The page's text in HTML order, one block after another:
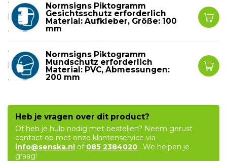
Normsigns Piktogramm
Gesichtsschutz erforderlich
Material: Aufkleber, Größe: 100
mm
Normsigns Piktogramm
Mundschutz erforderlich
Material: PVC, Abmessungen:
200 mm
Heb je vragen over dit product?
Of heb je hulp nodig met bestellen? Neem gerust
contact op met onze klantenservice via
info@senska.nl of 085 2384020 . We helpen je
graag!